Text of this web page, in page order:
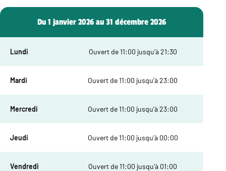
Du 1 janvier 2026 au 31 décembre 2026
Lundi Ouvert de 11:00 jusqu’à 21:30
Mardi Ouvert de 11:00 jusqu’à 23:00
Mercredi Ouvert de 11:00 jusqu’à 23:00
Jeudi Ouvert de 11:00 jusqu’à 00:00
Vendredi Ouvert de 11:00 jusqu’à 01:00